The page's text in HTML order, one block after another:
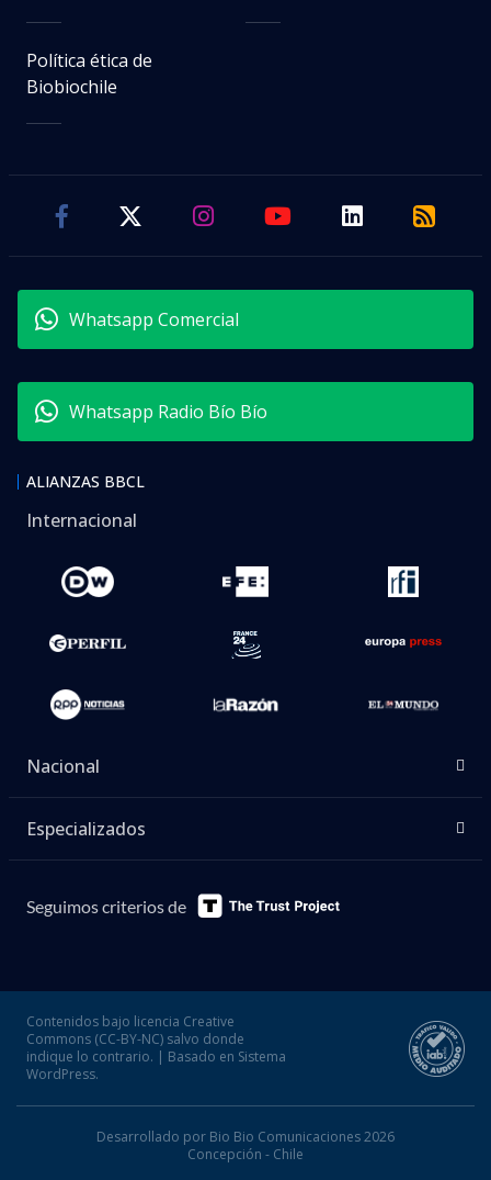
Política ética de
Biobiochile
Whatsapp Comercial
Whatsapp Radio Bío Bío
ALIANZAS BBCL
Internacional
Nacional
Especializados
Seguimos criterios de
Contenidos bajo licencia Creative
Commons (CC-BY-NC) salvo donde
indique lo contrario. | Basado en Sistema
WordPress.
Desarrollado por Bio Bio Comunicaciones 2026
Concepción - Chile